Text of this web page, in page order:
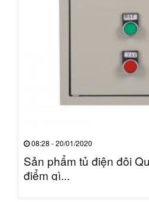
08:28 - 20/01/2020
Sản phẩm tủ điện đôi
điểm gì...